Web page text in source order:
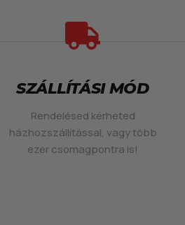
SZÁLLÍTÁSI MÓD
Rendelésed kérheted
házhozszállítással, vagy több
ezer csomagpontra is!